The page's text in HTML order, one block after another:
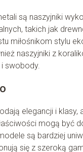
są naszyjniki
takich jak
miłośnikom stylu
naszyjniki z
swobody.
elegancji i klasy,
mogą być
są bardziej
się z szeroką